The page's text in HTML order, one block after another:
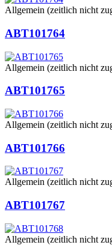
Allgemein (zeitlich nicht
ABT101764
Allgemein (zeitlich nicht
ABT101765
Allgemein (zeitlich nicht
ABT101766
Allgemein (zeitlich nicht
ABT101767
Allgemein (zeitlich nicht